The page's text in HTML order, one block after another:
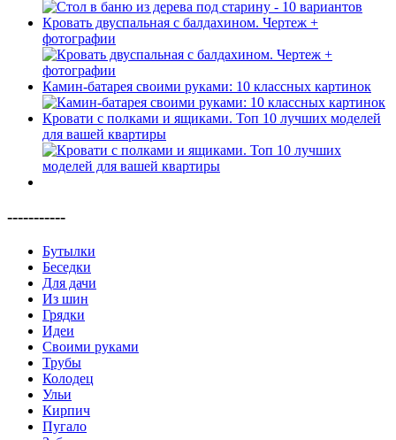
Кровать двуспальная с балдахином. Чертеж +
фотографии
Камин-батарея своими руками: 10 классных картинок
Кровати с полками и ящиками. Топ 10 лучших моделей
для вашей квартиры
-----------
Бутылки
Беседки
Для дачи
Из шин
Грядки
Идеи
Своими руками
Трубы
Колодец
Ульи
Кирпич
Пугало